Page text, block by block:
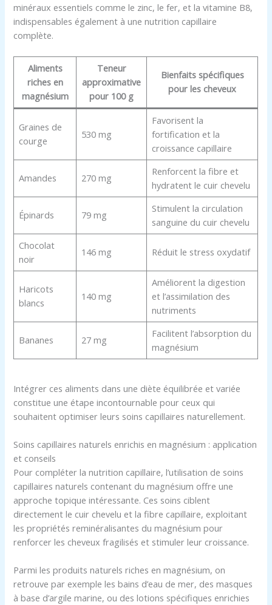
minéraux essentiels comme le zinc, le fer, et la vitamine B8,
indispensables également à une nutrition capillaire
complète.
Aliments
riches en
magnésium
Teneur
approximative
pour 100 g
Bienfaits spécifiques
pour les cheveux
Graines de
courge
530 mg
Favorisent la
fortification et la
croissance capillaire
Amandes 270 mg
Renforcent la fibre et
hydratent le cuir chevelu
Épinards 79 mg
Stimulent la circulation
sanguine du cuir chevelu
Chocolat
noir
146 mg Réduit le stress oxydatif
Haricots
blancs
140 mg
Améliorent la digestion
et l’assimilation des
nutriments
Bananes 27 mg
Facilitent l’absorption du
magnésium
Intégrer ces aliments dans une diète équilibrée et variée
constitue une étape incontournable pour ceux qui
souhaitent optimiser leurs soins capillaires naturellement.
Soins capillaires naturels enrichis en magnésium : application
et conseils
Pour compléter la nutrition capillaire, l’utilisation de soins
capillaires naturels contenant du magnésium offre une
approche topique intéressante. Ces soins ciblent
directement le cuir chevelu et la fibre capillaire, exploitant
les propriétés reminéralisantes du magnésium pour
renforcer les cheveux fragilisés et stimuler leur croissance.
Parmi les produits naturels riches en magnésium, on
retrouve par exemple les bains d’eau de mer, des masques
à base d’argile marine, ou des lotions spécifiques enrichies